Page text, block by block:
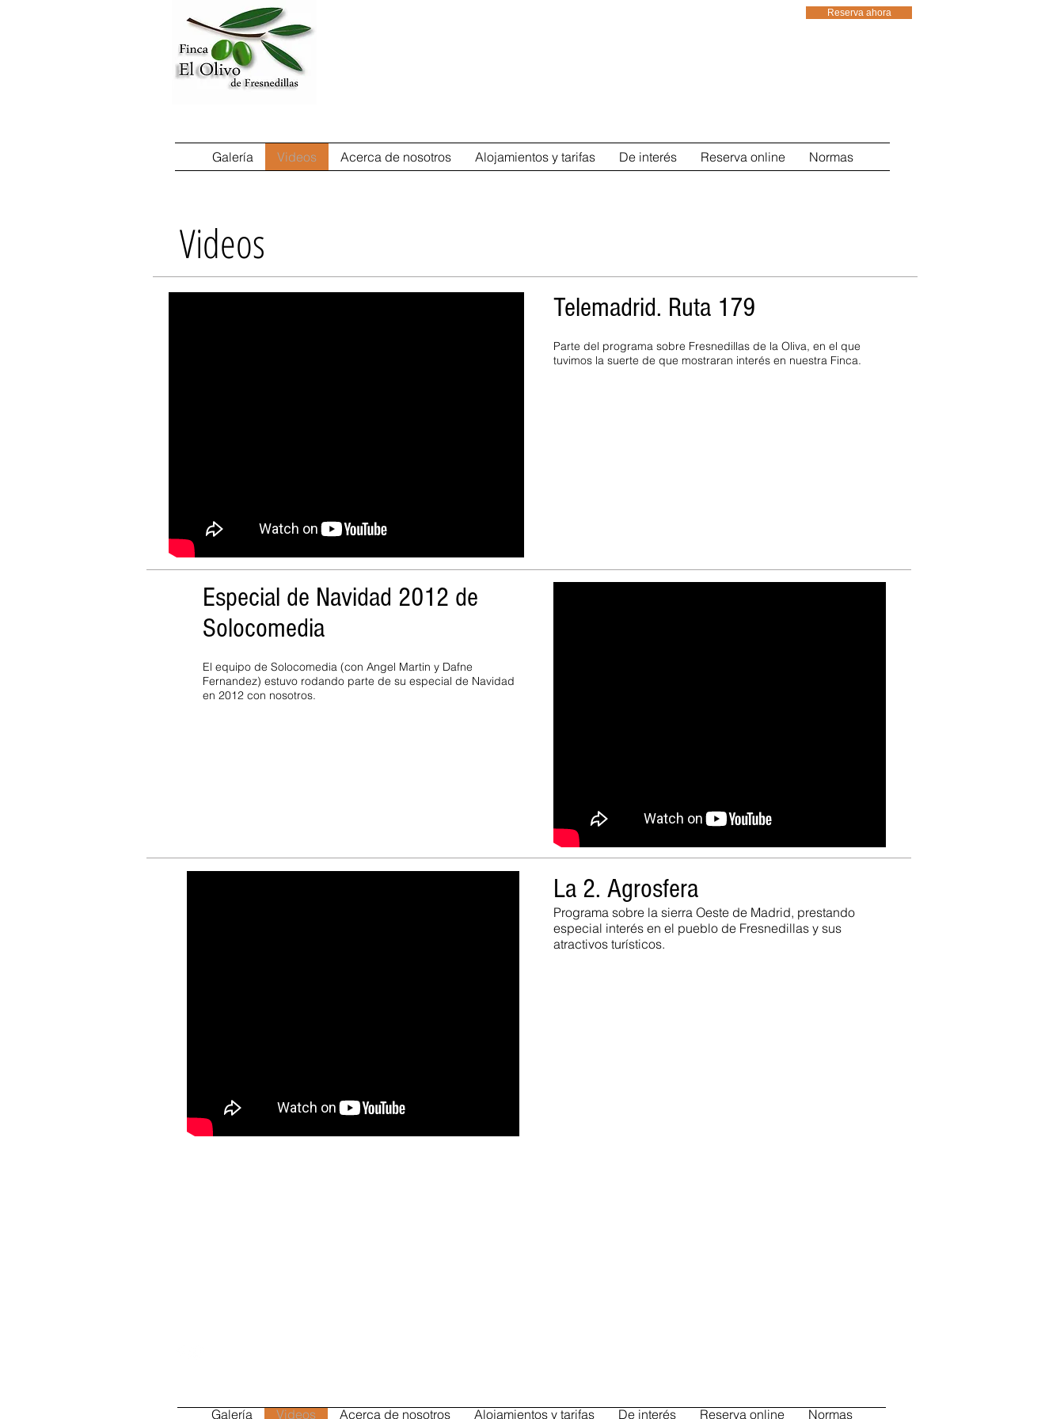
Reserva ahora
Galería Videos Acerca de nosotros Alojamientos y tarifas De interés Reserva online Normas
Videos
Telemadrid. Ruta 179
Parte del programa sobre Fresnedillas de la Oliva, en el que
tuvimos la suerte de que mostraran interés en nuestra Finca.
Especial de Navidad 2012 de
Solocomedia
El equipo de Solocomedia (con Angel Martin y Dafne
Fernandez) estuvo rodando parte de su especial de Navidad
en 2012 con nosotros.
La 2. Agrosfera
Programa sobre la sierra Oeste de Madrid, prestando
especial interés en el pueblo de Fresnedillas y sus
atractivos turísticos.
Galería Videos Acerca de nosotros Alojamientos y tarifas De interés Reserva online Normas